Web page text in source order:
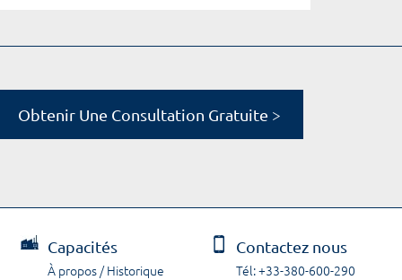
Obtenir Une Consultation Gratuite >
Capacités
À propos / Historique
Contactez nous
Tél: +33-380-600-290